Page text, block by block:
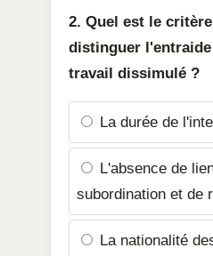
2. Quel est le
distinguer
travail dissimulé ?
La durée de
L'absence de
subordination et de
La nationalité